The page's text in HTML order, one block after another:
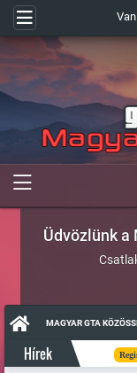
Üdvözlünk a
MAGYAR GTA
Hírek